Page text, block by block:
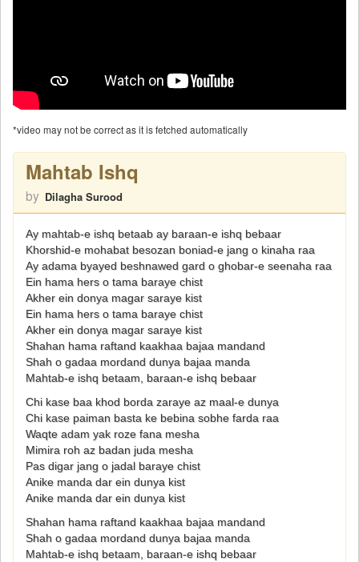
*video may not be correct as it is fetched automatically
Mahtab Ishq
by Dilagha Surood
Ay mahtab-e ishq betaab ay baraan-e ishq bebaar
Khorshid-e mohabat besozan boniad-e jang o kinaha raa
Ay adama byayed beshnawed gard o ghobar-e seenaha raa
Ein hama hers o tama baraye chist
Akher ein donya magar saraye kist
Ein hama hers o tama baraye chist
Akher ein donya magar saraye kist
Shahan hama raftand kaakhaa bajaa mandand
Shah o gadaa mordand dunya bajaa manda
Mahtab-e ishq betaam, baraan-e ishq bebaar
Chi kase baa khod borda zaraye az maal-e dunya
Chi kase paiman basta ke bebina sobhe farda raa
Waqte adam yak roze fana mesha
Mimira roh az badan juda mesha
Pas digar jang o jadal baraye chist
Anike manda dar ein dunya kist
Anike manda dar ein dunya kist
Shahan hama raftand kaakhaa bajaa mandand
Shah o gadaa mordand dunya bajaa manda
Mahtab-e ishq betaam, baraan-e ishq bebaar